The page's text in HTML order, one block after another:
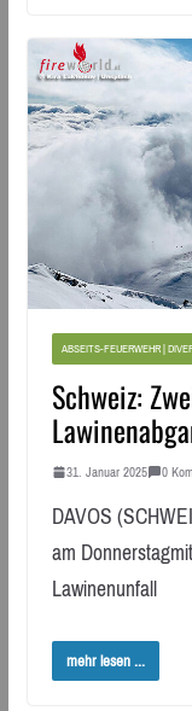
ABSEITS-FEUERWEHR |
Schweiz:
31. Januar 2025 0
DAVOS
am
Lawinenunfall
mehr lesen ...